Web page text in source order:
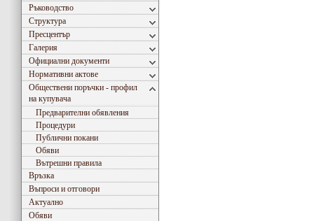
Ръководство
Структура
Пресцентър
Галерия
Официални документи
Нормативни актове
Обществени поръчки - профил
на купувача
Предварителни обявления
Процедури
Публични покани
Обяви
Вътрешни правила
Връзка
Въпроси и отговори
Актуално
Обяви